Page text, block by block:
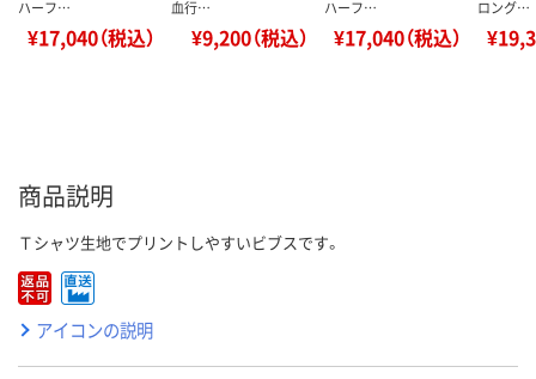
ハーフ…
¥17,040（税込）
血行…
¥9,200（税込）
ハーフ…
¥17,040（税込）
ロング…
商品説明
Ｔシャツ生地でプリントしやすいビブスです。
アイコンの説明